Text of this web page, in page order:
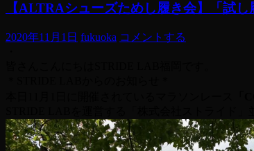
【ALTRAシューズためし履き会】「試
2020年11月1日 fukuoka コメントする